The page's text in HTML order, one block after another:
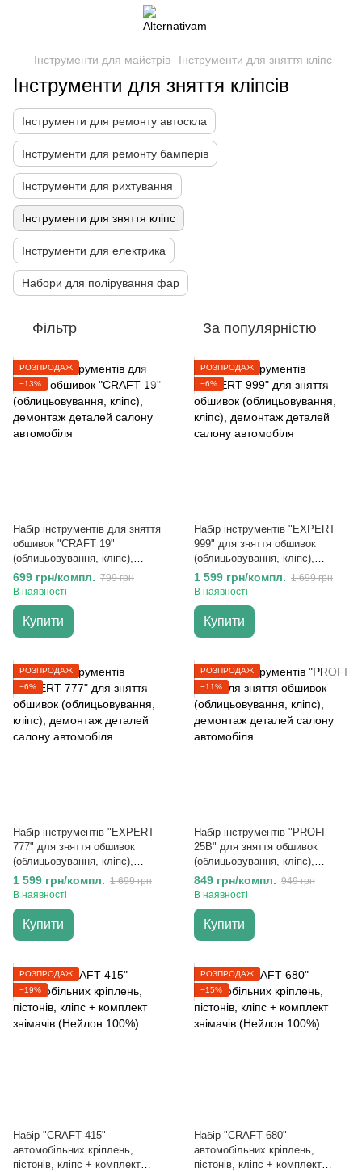
Інструменти для майстрів Інструменти для зняття кліпс
Інструменти для зняття кліпсів
Інструменти для ремонту автоскла
Інструменти для ремонту бамперів
Інструменти для рихтування
Інструменти для зняття кліпс
Інструменти для електрика
Набори для полірування фар
Фільтр За популярністю
РОЗПРОДАЖ
−13%
Набір інструментів для зняття
обшивок "CRAFT 19"
(облицьовування, кліпс),
демонтаж деталей салону
автомобіля
699 грн/компл. 799 грн
В наявності
Купити
РОЗПРОДАЖ
−6%
Набір інструментів "EXPERT
999" для зняття обшивок
(облицьовування, кліпс),
демонтаж деталей салону
автомобіля
1 599 грн/компл. 1 699 грн
В наявності
Купити
РОЗПРОДАЖ
−6%
Набір інструментів "EXPERT
777" для зняття обшивок
(облицьовування, кліпс),
демонтаж деталей салону
автомобіля
1 599 грн/компл. 1 699 грн
В наявності
Купити
РОЗПРОДАЖ
−11%
Набір інструментів "PROFI
25B" для зняття обшивок
(облицьовування, кліпс),
демонтаж деталей салону
автомобіля
849 грн/компл. 949 грн
В наявності
Купити
РОЗПРОДАЖ
−19%
Набір "CRAFT 415"
автомобільних кріплень,
пістонів, кліпс + комплект
РОЗПРОДАЖ
−15%
Набір "CRAFT 680"
автомобільних кріплень,
пістонів, кліпс + комплект